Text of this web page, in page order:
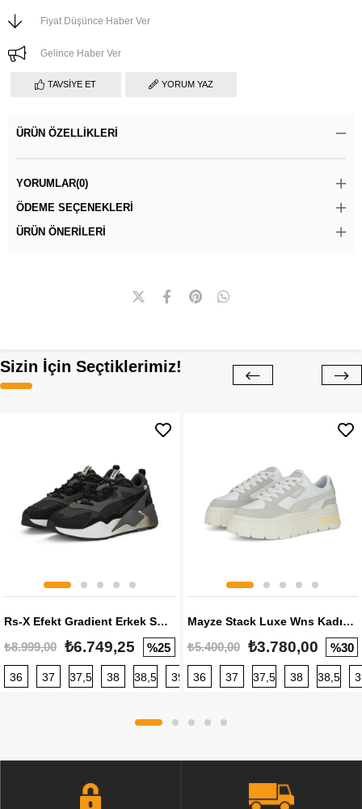
Fiyat Düşünce Haber Ver
Gelince Haber Ver
TAVSIYE ET YORUM YAZ
ÜRÜN ÖZELLIKLERI
YORUMLAR(0)
ÖDEME SEÇENEKLERI
ÜRÜN ÖNERILERI
Sizin İçin Seçtiklerimiz!
Rs-X Efekt Gradient Erkek Sneaker
₺8.999,00 ₺6.749,25 %25
36 37 37,5 38 38,5 39 40 40,5 41 42 42,5
Mayze Stack Luxe Wns Kadın Sneaker
₺5.400,00 ₺3.780,00 %30
36 37 37,5 38 38,5